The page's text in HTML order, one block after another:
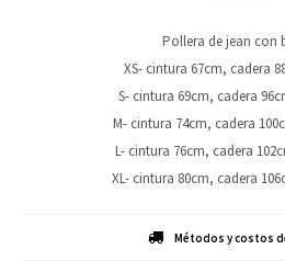
Pollera de jean con
XS- cintura 67cm, cadera
S- cintura 69cm, cadera
M- cintura 74cm, cadera
L- cintura 76cm, cadera
XL- cintura 80cm, cadera
Métodos y costos